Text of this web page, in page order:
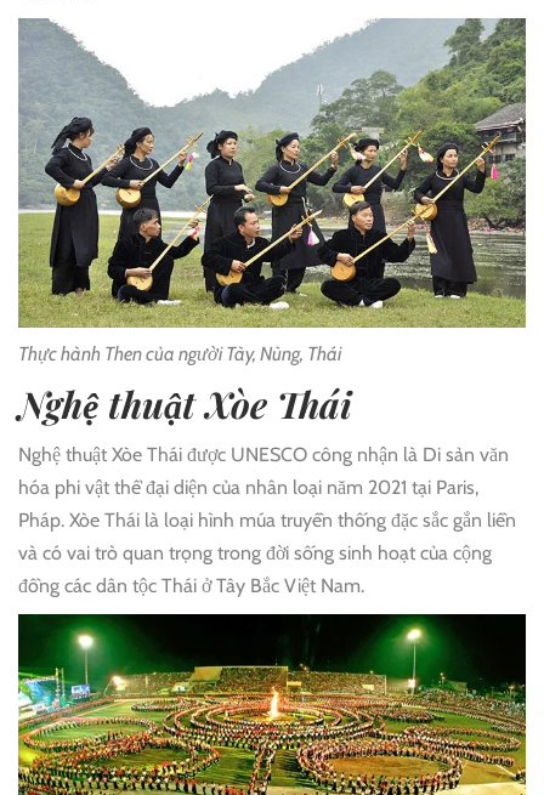
Thực hành Then của người Tày, Nùng, Thái
Nghệ thuật Xòe Thái
Nghệ thuật Xòe Thái được UNESCO công nhận là Di sản văn
hóa phi vật thể đại diện của nhân loại năm 2021 tại Paris,
Pháp. Xòe Thái là loại hình múa truyền thống đặc sắc gắn liền
và có vai trò quan trọng trong đời sống sinh hoạt của cộng
đồng các dân tộc Thái ở Tây Bắc Việt Nam.